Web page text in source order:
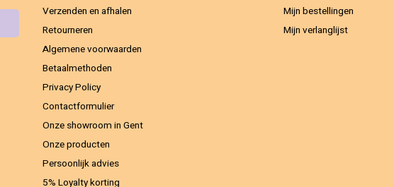
Verzenden en afhalen
Retourneren
Algemene voorwaarden
Betaalmethoden
Privacy Policy
Contactformulier
Onze showroom in Gent
Onze producten
Persoonlijk advies
5% Loyalty korting
Mijn bestellingen
Mijn verlanglijst